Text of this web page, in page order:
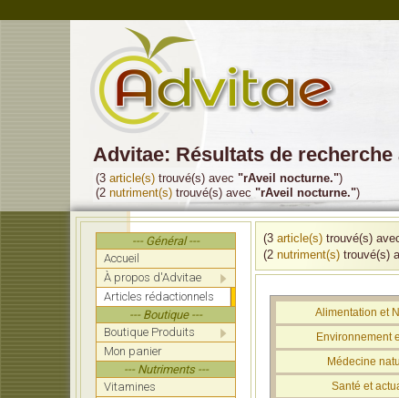
Advitae: Résultats de
(3 article(s) trouvé(s) avec "rAveil nocturne.")
(2 nutriment(s) trouvé(s) avec "rAveil nocturne.")
--- Général ---
Accueil
À propos d'Advitae
Articles rédactionnels
--- Boutique ---
Boutique Produits
Mon panier
--- Nutriments ---
Vitamines
(3 article(s) trouvé(s)
(2 nutriment(s) trouvé(s)
Alimentation et
Environnement
Médecine
Santé et